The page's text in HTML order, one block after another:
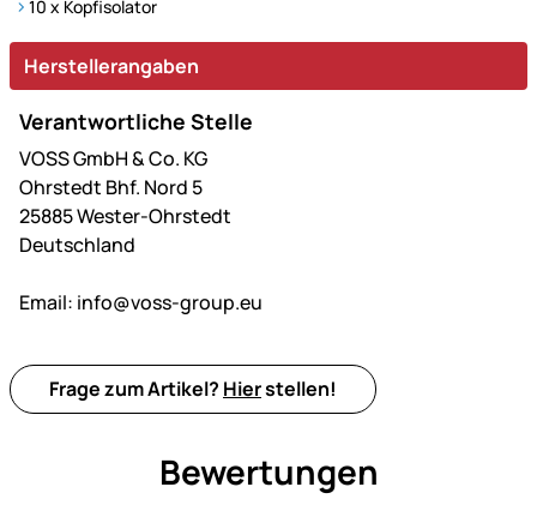
10 x Kopfisolator
Herstellerangaben
Verantwortliche Stelle
VOSS GmbH & Co. KG
Ohrstedt Bhf. Nord 5
25885 Wester-Ohrstedt
Deutschland
Email: info@voss-group.eu
Frage zum Artikel? Hierstellen!
Bewertungen